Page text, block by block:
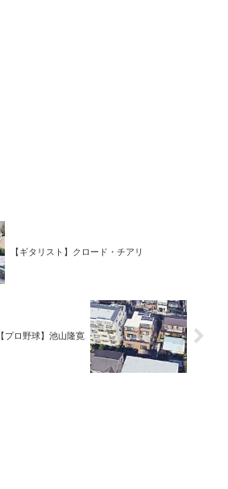
【ギタリスト】クロード・チアリ
【プロ野球】池山隆寛